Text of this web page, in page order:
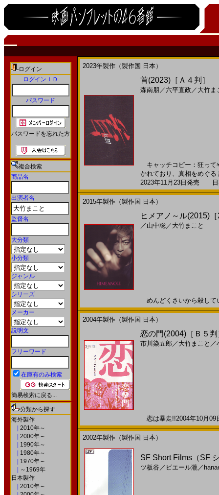
ログイン
ログインＩＤ
パスワード
パスワードを忘れた方
複合検索
商品名
出演者名
監督名
大分類
小分類
ジャンル
シリーズ
メーカー
説明文
フリーワード
在庫有のみ検索
簡易検索に戻る...
分類から探す
海外製作
2010年～
2000年～
1990年～
1980年～
1970年～
～1969年
日本製作
2010年～
2023年製作（製作国 日本）
首(2023)［Ａ４判］
森南朋 ／ 六平直政 ／ 大竹ま
キャッチコピー：狂って
かれており、真相をめぐ
2023年11月23日発売 日
2015年製作（製作国 日本）
ヒメアノ～ル(2015)
／ 山中聡／ 大竹まこと
めんどくさいから殺し
2004年製作（製作国 日本）
恋の門(2004)［Ｂ５判
市川染五郎 ／ 大竹まこと ／
恋は暴走!!2004年10月
2002年製作（製作国 日本）
SF Short Films（SF
ツ板谷／ ピエール瀧／